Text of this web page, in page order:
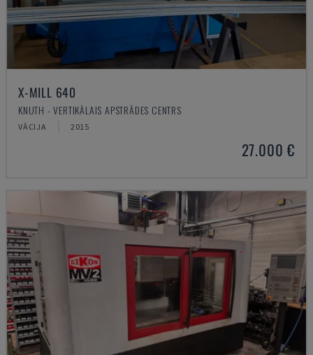
X-MILL 640
KNUTH - VERTIKĀLAIS APSTRĀDES CENTRS
VĀCIJA 2015
27.000 €